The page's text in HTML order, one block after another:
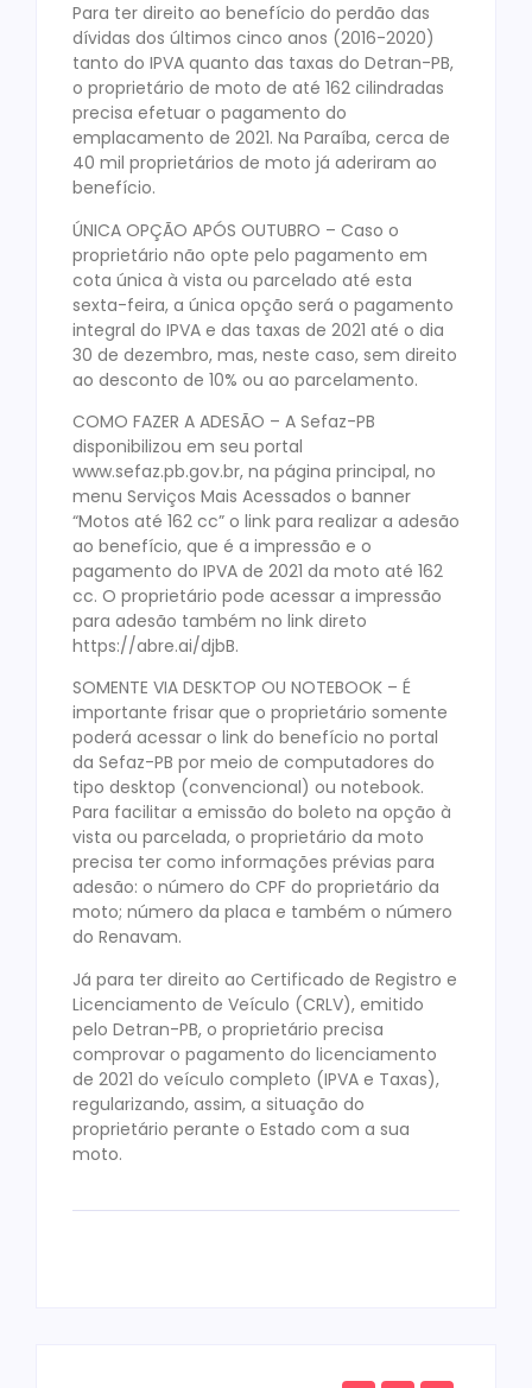
Para ter direito ao benefício do perdão das
dívidas dos últimos cinco anos (2016-2020)
tanto do IPVA quanto das taxas do Detran-PB,
o proprietário de moto de até 162 cilindradas
precisa efetuar o pagamento do
emplacamento de 2021. Na Paraíba, cerca de
40 mil proprietários de moto já aderiram ao
benefício.
ÚNICA OPÇÃO APÓS OUTUBRO – Caso o
proprietário não opte pelo pagamento em
cota única à vista ou parcelado até esta
sexta-feira, a única opção será o pagamento
integral do IPVA e das taxas de 2021 até o dia
30 de dezembro, mas, neste caso, sem direito
ao desconto de 10% ou ao parcelamento.
COMO FAZER A ADESÃO – A Sefaz-PB
disponibilizou em seu portal
www.sefaz.pb.gov.br, na página principal, no
menu Serviços Mais Acessados o banner
“Motos até 162 cc” o link para realizar a adesão
ao benefício, que é a impressão e o
pagamento do IPVA de 2021 da moto até 162
cc. O proprietário pode acessar a impressão
para adesão também no link direto
https://abre.ai/djbB.
SOMENTE VIA DESKTOP OU NOTEBOOK – É
importante frisar que o proprietário somente
poderá acessar o link do benefício no portal
da Sefaz-PB por meio de computadores do
tipo desktop (convencional) ou notebook.
Para facilitar a emissão do boleto na opção à
vista ou parcelada, o proprietário da moto
precisa ter como informações prévias para
adesão: o número do CPF do proprietário da
moto; número da placa e também o número
do Renavam.
Já para ter direito ao Certificado de Registro e
Licenciamento de Veículo (CRLV), emitido
pelo Detran-PB, o proprietário precisa
comprovar o pagamento do licenciamento
de 2021 do veículo completo (IPVA e Taxas),
regularizando, assim, a situação do
proprietário perante o Estado com a sua
moto.